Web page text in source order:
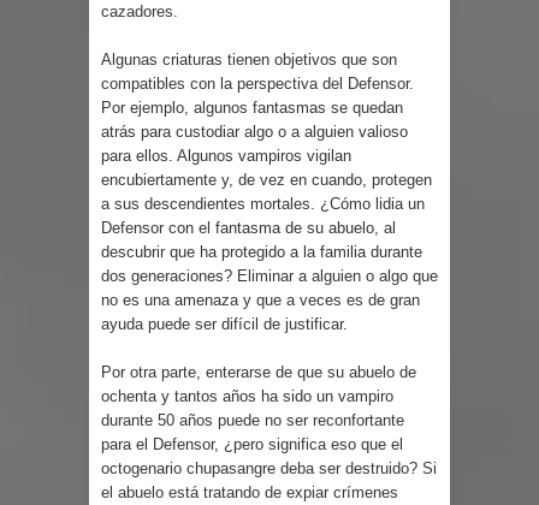
cazadores.
Algunas criaturas tienen objetivos que son
compatibles con la perspectiva del Defensor.
Por ejemplo, algunos fantasmas se quedan
atrás para custodiar algo o a alguien valioso
para ellos. Algunos vampiros vigilan
encubiertamente y, de vez en cuando, protegen
a sus descendientes mortales. ¿Cómo lidia un
Defensor con el fantasma de su abuelo, al
descubrir que ha protegido a la familia durante
dos generaciones? Eliminar a alguien o algo que
no es una amenaza y que a veces es de gran
ayuda puede ser difícil de justificar.
Por otra parte, enterarse de que su abuelo de
ochenta y tantos años ha sido un vampiro
durante 50 años puede no ser reconfortante
para el Defensor, ¿pero significa eso que el
octogenario chupasangre deba ser destruido? Si
el abuelo está tratando de expiar crímenes